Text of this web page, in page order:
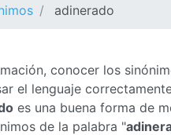
adinerado
conocer los
el lenguaje
es una buena forma de
de la palabra "